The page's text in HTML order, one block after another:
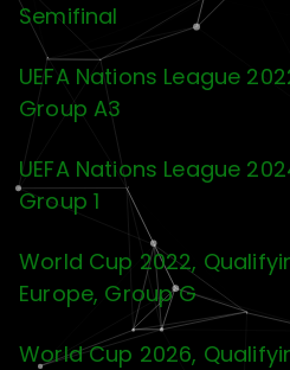
Semifinal
UEFA Nations League
Group A3
UEFA Nations League
Group 1
World Cup 2022,
Europe, Group G
World Cup 2026,